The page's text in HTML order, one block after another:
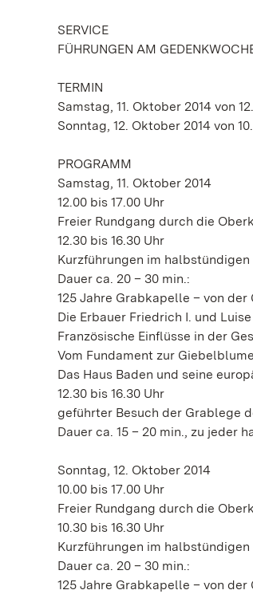
SERVICE
FÜHRUNGEN AM
TERMIN
Samstag, 11. Oktober 2014 von
Sonntag, 12. Oktober 2014 von
PROGRAMM
Samstag, 11. Oktober 2014
12.00 bis 17.00 Uhr
Freier Rundgang durch die
12.30 bis 16.30 Uhr
Kurzführungen im
Dauer ca. 20 – 30 min.:
125 Jahre Grabkapelle – von
Die Erbauer Friedrich I. und Luise
Französische Einflüsse in der
Vom Fundament zur
Das Haus Baden und seine
12.30 bis 16.30 Uhr
geführter Besuch der Grablege
Dauer ca. 15 – 20 min., zu jeder
Sonntag, 12. Oktober 2014
10.00 bis 17.00 Uhr
Freier Rundgang durch die
10.30 bis 16.30 Uhr
Kurzführungen im
Dauer ca. 20 – 30 min.:
125 Jahre Grabkapelle – von